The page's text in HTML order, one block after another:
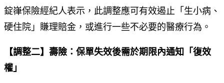
錠嵂保險經紀人表示，此調整應可有效遏止「生小病、
硬住院」賺理賠金，或進行一些不必要的醫療行為。
【調整二】壽險：保單失效後需於期限內通知「復效
權」